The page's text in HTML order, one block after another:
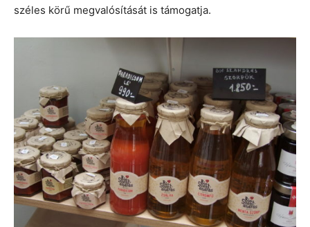
széles körű megvalósítását is támogatja.